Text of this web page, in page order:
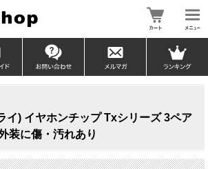
イ) イヤホンチップ Txシリーズ 3ペア
装に傷・汚れあり